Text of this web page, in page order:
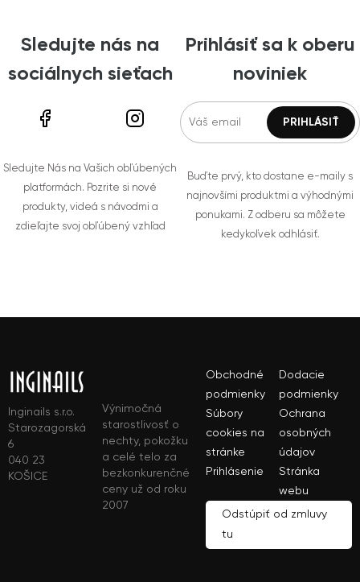
Sledujte nás na
sociálnych sieťach
Sledujte Nás na Vašich obľúbených
platformách. Pozrite si nové
produkty, videá s návodmi a
zdieľajte svoj obľúbený vzhľad
Prihlásiť sa k oberu
noviniek
Buďte prvý, kto dostane e-maily s
najnovšími produktmi a výhodnými
ponukami. Z odberu sa môžete
kedykoľvek odhlásiť.
Inginails s.r.o.
Starozagorská
6
040 23
KOŠICE
Výnimočná
starostlivosť o
nechty, pokožku
a celé telo za
bezkonkurenčné
ceny už od roku
2007
Obchodné
podmienky
Dodacie
podmienky
Súbory
cookies na
stránke
Ochrana
osobných
údajov
Prihlásenie
Stránka
webu
Odstúpiť od zmluvy
tu